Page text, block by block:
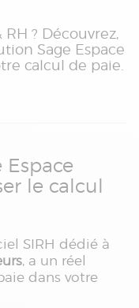
? Découvrez,
Sage Espace
calcul de paie.
le calcul
SIRH dédié à
, a un réel
dans votre